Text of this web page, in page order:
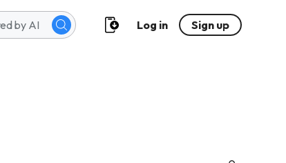
Log in Sign up